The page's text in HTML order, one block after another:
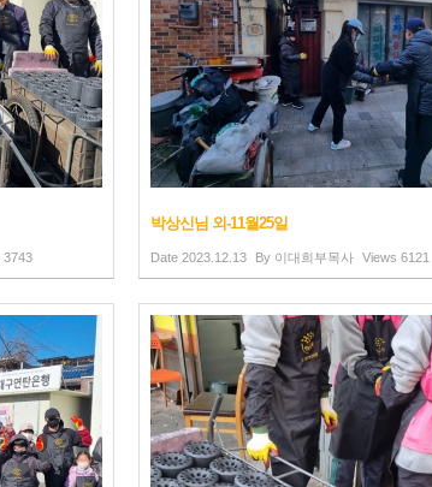
3743
박상신님 외-11월25일
Date 2023.12.13 By 이대희부목사 Views 6121